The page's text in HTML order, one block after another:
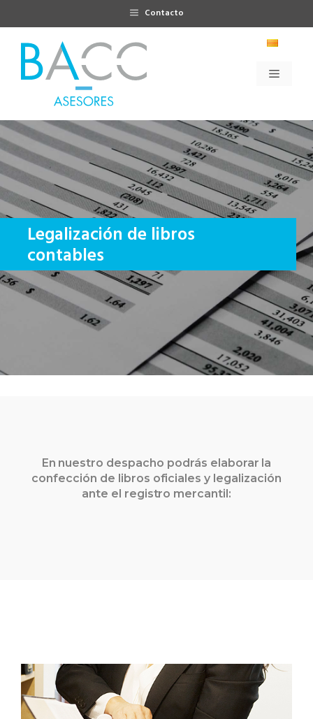
al
contenido
Contacto
Menú
Legalización de libros
contables
En nuestro despacho podrás elaborar la
confección de libros oficiales y legalización
ante el registro mercantil: